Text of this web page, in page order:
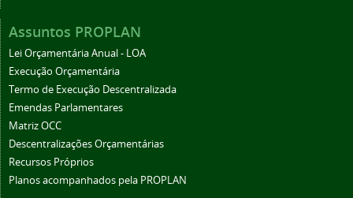
Assuntos PROPLAN
Lei Orçamentária Anual - LOA
Execução Orçamentária
Termo de Execução Descentralizada
Emendas Parlamentares
Matriz OCC
Descentralizações Orçamentárias
Recursos Próprios
Planos acompanhados pela PROPLAN